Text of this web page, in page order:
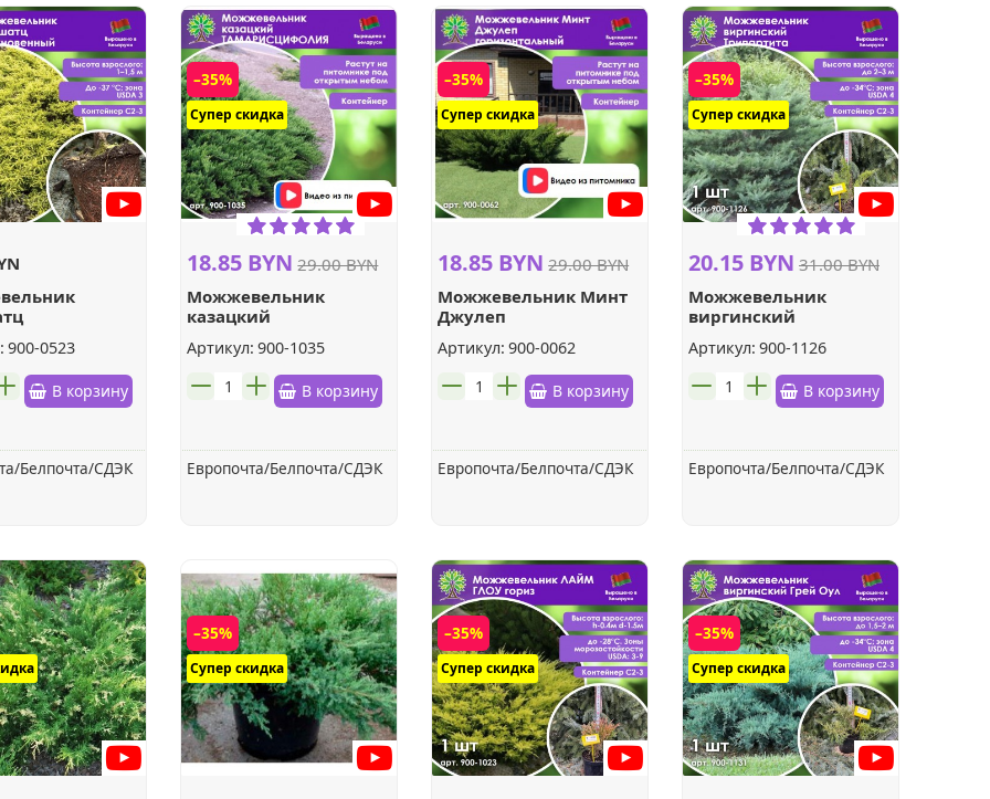
900-0523
В корзину
Белпочта/СДЭК
–35%
Супер скидка
18.85 BYN 29.00 BYN
Можжевельник
казацкий
Артикул: 900-1035
шт. В корзину
Европочта/Белпочта/СДЭК
–35%
Супер скидка
18.85 BYN 29.00 BYN
Можжевельник Минт
Джулеп
Артикул: 900-0062
шт. В корзину
Европочта/Белпочта/СДЭК
–35%
Супер скидка
20.15 BYN 31.00 BYN
Можжевельник
виргинский
Артикул: 900-1126
шт. В корзину
Европочта/Белпочта/СДЭК
–35%
Супер скидка
–35%
Супер скидка
–35%
Супер скидка